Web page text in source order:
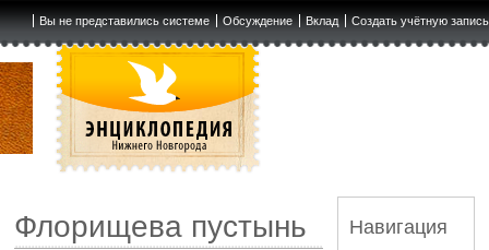
Вы не представились системе Обсуждение Вклад Создать учётную запись
Флорищева пустынь Навигация